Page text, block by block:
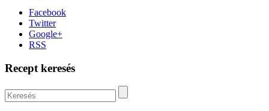
Facebook
Twitter
Google+
RSS
Recept keresés